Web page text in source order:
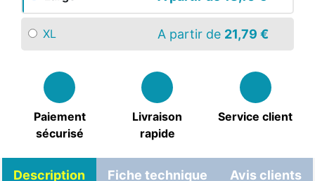
XL A partir de 21,79 €
Paiement
sécurisé
Livraison
rapide
Service client
Description Fiche technique Avis clients